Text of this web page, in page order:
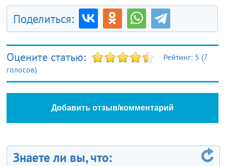
Поделиться:
Оцените статью: Рейтинг: 5 (7
голосов)
Добавить отзыв/комментарий
Знаете ли вы, что: